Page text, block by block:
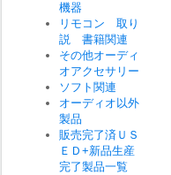
機器
リモコン 取り
説 書籍関連
その他オーディ
オアクセサリー
ソフト関連
オーディオ以外
製品
販売完了済ＵＳ
ＥＤ+新品生産
完了製品一覧